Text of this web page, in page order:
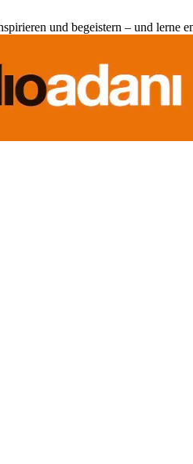
und begeistern – und lerne